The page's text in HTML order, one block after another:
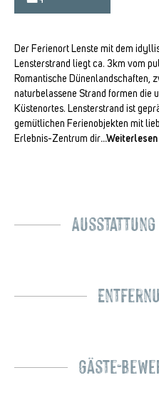
Der Ferienort Lenste mit dem
Lensterstrand liegt ca. 3km vom
Romantische Dünenlandschaften,
naturbelassene Strand formen die
Küstenortes. Lensterstrand ist
gemütlichen Ferienobjekten mit
Erlebnis-Zentrum dir...Weiterlesen
Gäste-